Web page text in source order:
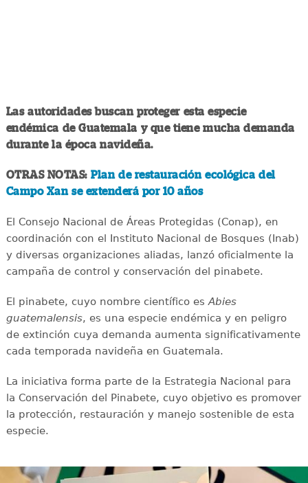
Las autoridades buscan proteger esta especie
endémica de Guatemala y que tiene mucha demanda
durante la época navideña.
OTRAS NOTAS: Plan de restauración ecológica del
Campo Xan se extenderá por 10 años
El Consejo Nacional de Áreas Protegidas (Conap), en
coordinación con el Instituto Nacional de Bosques (Inab)
y diversas organizaciones aliadas, lanzó oficialmente la
campaña de control y conservación del pinabete.
El pinabete, cuyo nombre científico esAbies
guatemalensis, es una especie endémica y en peligro
de extinción cuya demanda aumenta significativamente
cada temporada navideña en Guatemala.
La iniciativa forma parte de la Estrategia Nacional para
la Conservación del Pinabete, cuyo objetivo es promover
la protección, restauración y manejo sostenible de esta
especie.